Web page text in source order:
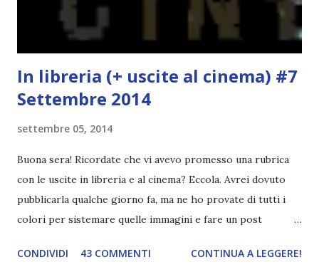
In libreria (+ uscite al cinema) #7
Settembre 2014
settembre 05, 2014
Buona sera! Ricordate che vi avevo promesso una rubrica
con le uscite in libreria e al cinema? Eccola. Avrei dovuto
pubblicarla qualche giorno fa, ma ne ho provate di tutti i
colori per sistemare quelle immagini e fare un post
leggere la trama cliccate sulla copertina. Vi ho segnalato
CONDIVIDI 43 COMMENTI CONTINUA A LEGGERE!